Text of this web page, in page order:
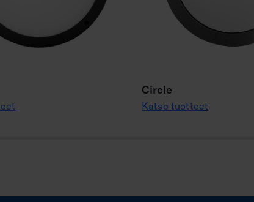
Circle
Katso tuotteet